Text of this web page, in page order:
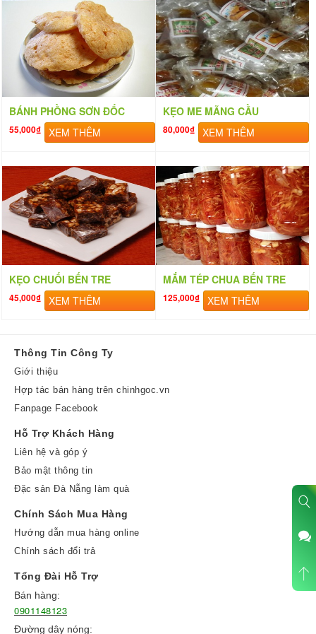
BÁNH PHỒNG SƠN ĐỐC
55,000₫ XEM THÊM
KẸO ME MÃNG CẦU
80,000₫ XEM THÊM
KẸO CHUỐI BẾN TRE
45,000₫ XEM THÊM
MẮM TÉP CHUA BẾN TRE
125,000₫ XEM THÊM
Thông Tin Công Ty
Giới thiệu
Hợp tác bán hàng trên chinhgoc.vn
Fanpage Facebook
Hỗ Trợ Khách Hàng
Liên hệ và góp ý
Bảo mật thông tin
Đặc sản Đà Nẵng làm quà
Chính Sách Mua Hàng
Hướng dẫn mua hàng online
Chính sách đổi trả
Tổng Đài Hỗ Trợ
Bán hàng:
0901148123
Đường dây nóng: